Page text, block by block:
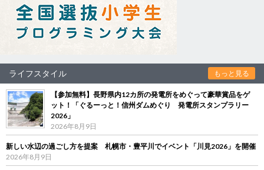
ライフスタイル もっと見る
【参加無料】長野県内12カ所の発電所をめぐって豪華賞品をゲ
ット！「ぐるーっと！信州ダムめぐり 発電所スタンプラリー
2026」
2026年8月9日
新しい水辺の過ごし方を提案 札幌市・豊平川でイベント「川見2026」を開催
2026年8月9日